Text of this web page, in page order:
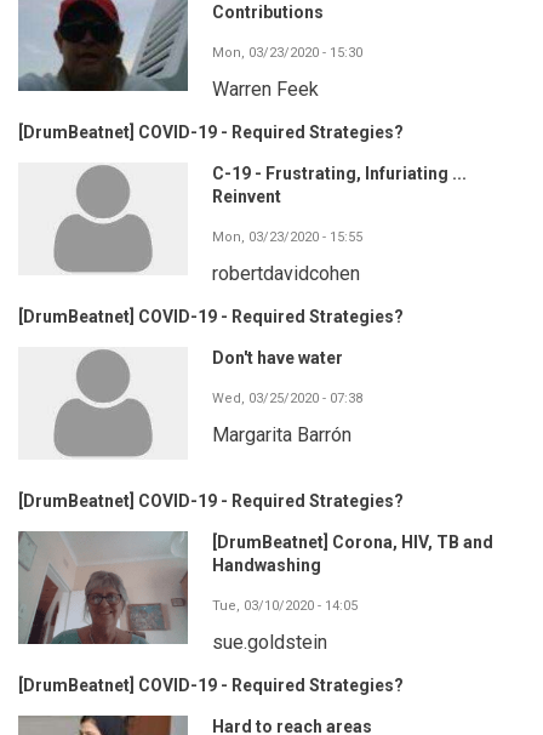
Contributions
Mon, 03/23/2020 - 15:30
Warren Feek
[DrumBeatnet] COVID-19 - Required Strategies?
C-19 - Frustrating, Infuriating ...
Reinvent
Mon, 03/23/2020 - 15:55
robertdavidcohen
[DrumBeatnet] COVID-19 - Required Strategies?
Don't have water
Wed, 03/25/2020 - 07:38
Margarita Barrón
[DrumBeatnet] COVID-19 - Required Strategies?
[DrumBeatnet] Corona, HIV, TB and
Handwashing
Tue, 03/10/2020 - 14:05
sue.goldstein
[DrumBeatnet] COVID-19 - Required Strategies?
Hard to reach areas